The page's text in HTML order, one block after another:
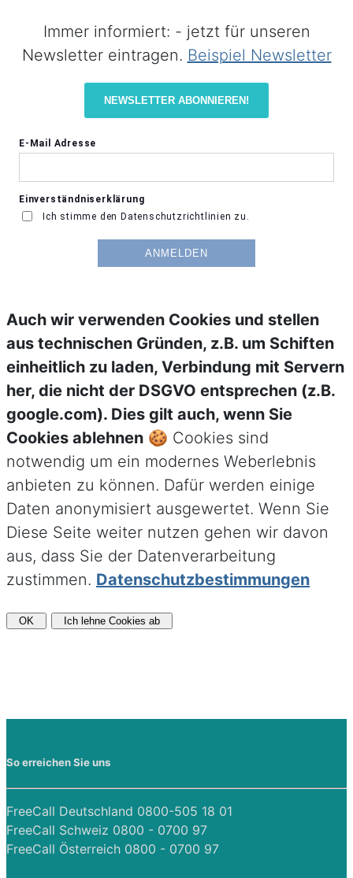
Immer informiert: - jetzt für unseren
Newsletter eintragen. Beispiel Newsletter
NEWSLETTER ABONNIEREN!
Auch wir verwenden Cookies und stellen
aus technischen Gründen, z.B. um Schiften
einheitlich zu laden, Verbindung mit Servern
her, die nicht der DSGVO entsprechen (z.B.
google.com). Dies gilt auch, wenn Sie
Cookies ablehnen 🍪 Cookies sind
notwendig um ein modernes Weberlebnis
anbieten zu können. Dafür werden einige
Daten anonymisiert ausgewertet. Wenn Sie
Diese Seite weiter nutzen gehen wir davon
aus, dass Sie der Datenverarbeitung
zustimmen. Datenschutzbestimmungen
OK Ich lehne Cookies ab
So erreichen Sie uns
FreeCall Deutschland 0800-505 18 01
FreeCall Schweiz 0800 - 0700 97
FreeCall Österreich 0800 - 0700 97